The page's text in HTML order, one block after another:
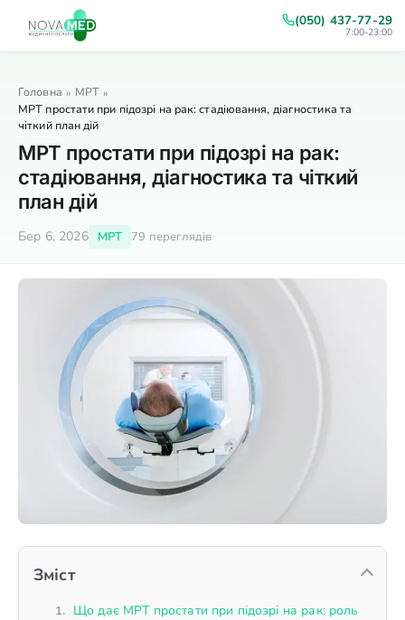
(050) 437-77-29
7:00-23:00
Головна » МРТ »
МРТ простати при підозрі на рак: стадіювання, діагностика та
чіткий план дій
МРТ простати при підозрі на рак:
стадіювання, діагностика та чіткий
план дій
Бер 6, 2026 МРТ 79 переглядів
Зміст
Що дає МРТ простати при підозрі на рак: роль